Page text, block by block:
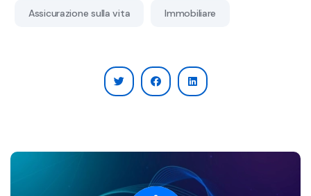
Assicurazione sulla vita Immobiliare